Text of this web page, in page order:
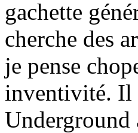
gachette
cherche des
je pense
inventivité. Il
Underground